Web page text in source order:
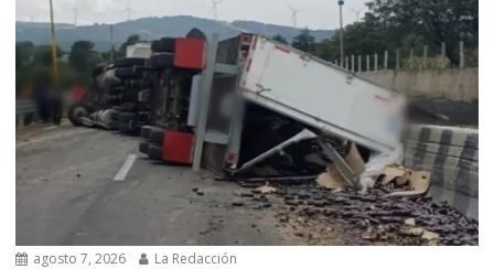
agosto 7, 2026 La Redacción